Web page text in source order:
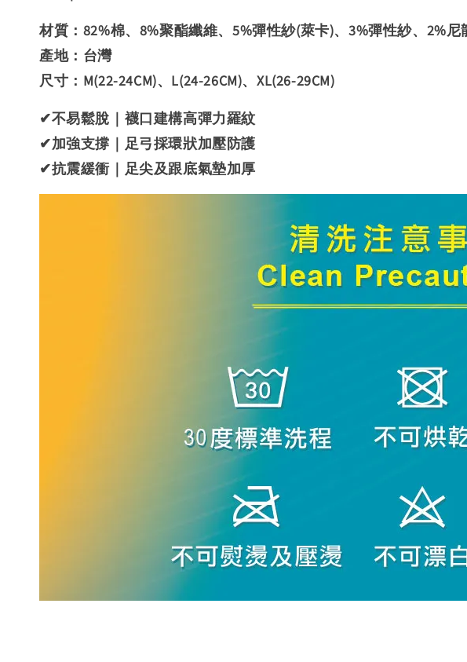
材質：82%棉、8%聚酯纖維、5%彈性紗(萊卡)、3%彈性紗、2%尼
產地：台灣
尺寸：M(22-24CM)、L(24-26CM)、XL(26-29CM)
✔不易鬆脫｜襪口建構高彈力羅紋
✔加強支撐｜足弓採環狀加壓防護
✔抗震緩衝｜足尖及跟底氣墊加厚